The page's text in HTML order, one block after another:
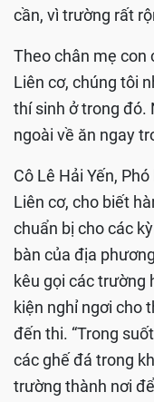
cần, vì trường rất
Theo chân mẹ con
Liên cơ, chúng tôi
thí sinh ở trong đó.
ngoài về ăn ngay
Cô Lê Hải Yến,
Liên cơ, cho biết
chuẩn bị cho các
bàn của địa
kêu gọi các trường
kiện nghỉ ngơi cho
đến thi. “Trong
các ghế đá trong
trường thành nơi